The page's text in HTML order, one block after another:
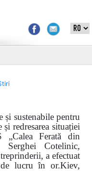
și sustenabile pentru
și redresarea situației
„Calea Ferată din
Cotelinic,
a efectuat
lucru în or.Kiev,